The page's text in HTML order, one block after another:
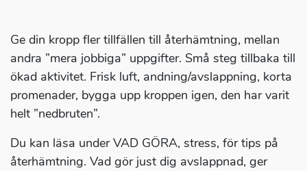
Ge din kropp fler tillfällen till återhämtning, mellan
andra ”mera jobbiga” uppgifter. Små steg tillbaka till
ökad aktivitet. Frisk luft, andning/avslappning, korta
promenader, bygga upp kroppen igen, den har varit
helt ”nedbruten”.
Du kan läsa under VAD GÖRA, stress, för tips på
återhämtning. Vad gör just dig avslappnad, ger